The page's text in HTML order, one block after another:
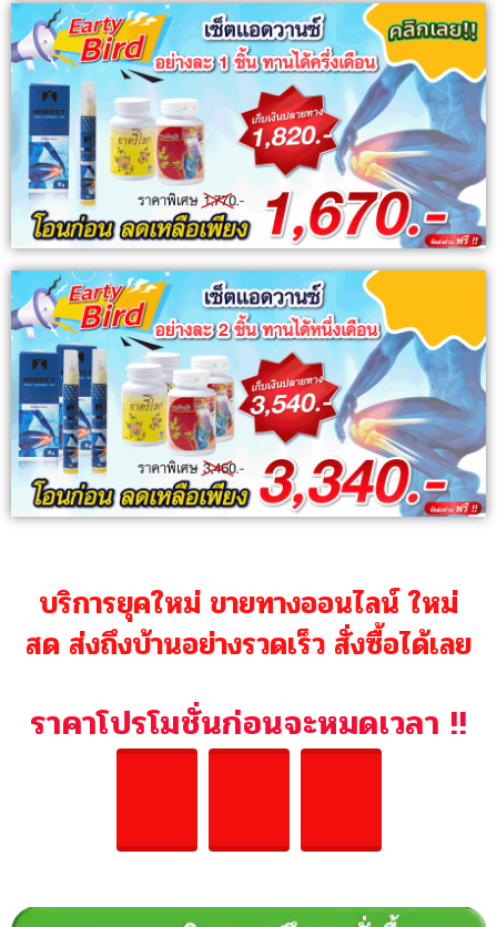
บริการยุคใหม่ ขายทางออนไลน์ ใหม่
สด ส่งถึงบ้านอย่างรวดเร็ว สั่งซื้อได้เลย
ราคาโปรโมชั่นก่อนจะหมดเวลา !!